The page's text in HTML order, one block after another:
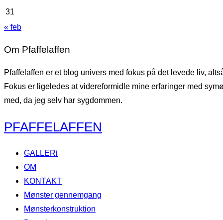
31
« feb
Om Pfaffelaffen
Pfaffelaffen er et blog univers med fokus på det levede liv,
Fokus er ligeledes at videreformidle mine erfaringer med
med, da jeg selv har sygdommen.
Videre
til
indhold
PFAFFELAFFEN
GALLERi
OM
KONTAKT
Mønster gennemgang
Mønsterkonstruktion